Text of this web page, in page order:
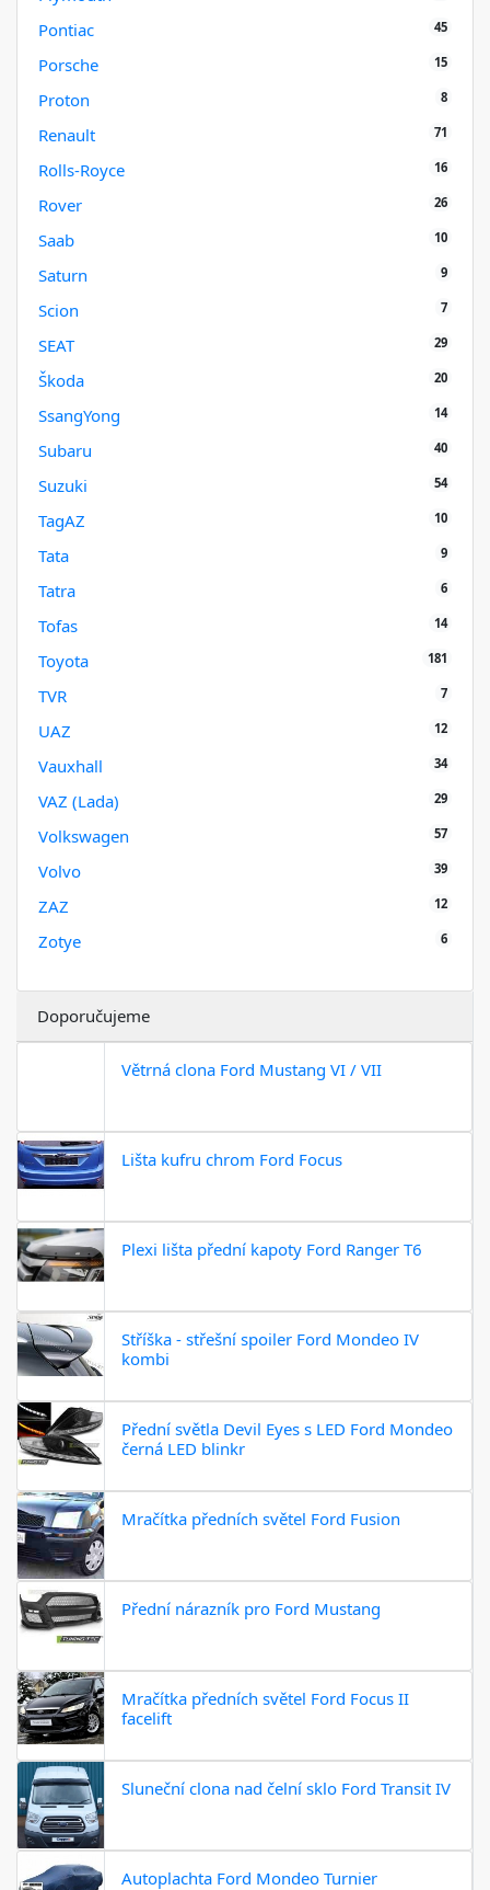
Pontiac 45
Porsche 15
Proton 8
Renault 71
Rolls-Royce 16
Rover 26
Saab 10
Saturn 9
Scion 7
SEAT 29
Škoda 20
SsangYong 14
Subaru 40
Suzuki 54
TagAZ 10
Tata 9
Tatra 6
Tofas 14
Toyota 181
TVR 7
UAZ 12
Vauxhall 34
VAZ (Lada) 29
Volkswagen 57
Volvo 39
ZAZ 12
Zotye 6
Doporučujeme
Větrná clona Ford Mustang VI / VII
Lišta kufru chrom Ford Focus
Plexi lišta přední kapoty Ford Ranger T6
Stříška - střešní spoiler Ford Mondeo IV
kombi
Přední světla Devil Eyes s LED Ford Mondeo
černá LED blinkr
Mračítka předních světel Ford Fusion
Přední nárazník pro Ford Mustang
Mračítka předních světel Ford Focus II
facelift
Sluneční clona nad čelní sklo Ford Transit IV
Autoplachta Ford Mondeo Turnier